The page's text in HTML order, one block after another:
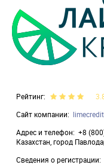
Рейтинг
Сайт компании
Адрес и телефон
+8
Казахстан, город
Сведения о регистрации